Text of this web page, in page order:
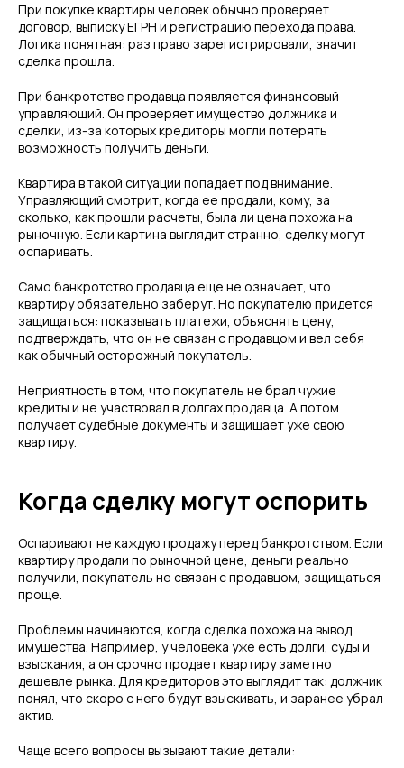
При покупке квартиры человек обычно проверяет
договор, выписку ЕГРН и регистрацию перехода права.
Логика понятная: раз право зарегистрировали, значит
сделка прошла.
При банкротстве продавца появляется финансовый
управляющий. Он проверяет имущество должника и
сделки, из-за которых кредиторы могли потерять
возможность получить деньги.
Квартира в такой ситуации попадает под внимание.
Управляющий смотрит, когда ее продали, кому, за
сколько, как прошли расчеты, была ли цена похожа на
рыночную. Если картина выглядит странно, сделку могут
оспаривать.
Само банкротство продавца еще не означает, что
квартиру обязательно заберут. Но покупателю придется
защищаться: показывать платежи, объяснять цену,
подтверждать, что он не связан с продавцом и вел себя
как обычный осторожный покупатель.
Неприятность в том, что покупатель не брал чужие
кредиты и не участвовал в долгах продавца. А потом
получает судебные документы и защищает уже свою
квартиру.
Когда сделку могут оспорить
Оспаривают не каждую продажу перед банкротством. Если
квартиру продали по рыночной цене, деньги реально
получили, покупатель не связан с продавцом, защищаться
проще.
Проблемы начинаются, когда сделка похожа на вывод
имущества. Например, у человека уже есть долги, суды и
взыскания, а он срочно продает квартиру заметно
дешевле рынка. Для кредиторов это выглядит так: должник
понял, что скоро с него будут взыскивать, и заранее убрал
актив.
Чаще всего вопросы вызывают такие детали: